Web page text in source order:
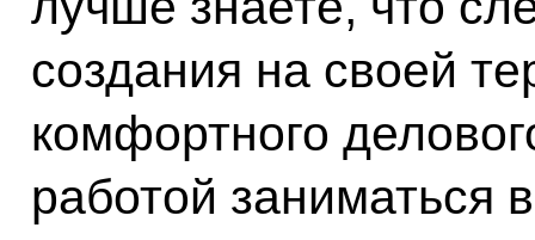
создания на своей
комфортного
работой заниматься